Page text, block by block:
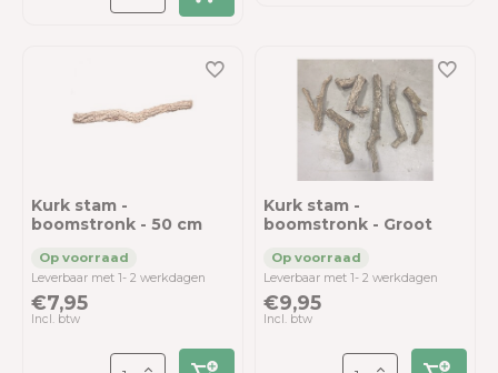
Kurk stam -
boomstronk - 50 cm
Leverbaar met 1- 2 werkdagen
€7,95
Incl. btw
Kurk stam -
boomstronk - Groot
Leverbaar met 1- 2 werkdagen
€9,95
Incl. btw